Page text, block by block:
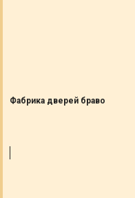
Фабрика дверей браво